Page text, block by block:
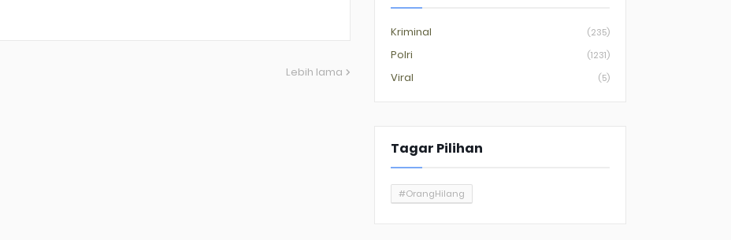
Lebih lama
Kriminal (235)
Polri (1231)
Viral (5)
Tagar Pilihan
#OrangHilang